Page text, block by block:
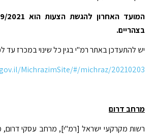
בצהריים.
יש להתעדכן באתר רמ"י בגין כל שינוי במכרז עד
MichrazimSite/#/michraz/20210203
מרחב דרום
רשות מקרקעי ישראל [רמ"י], מרחב עסקי דרום,